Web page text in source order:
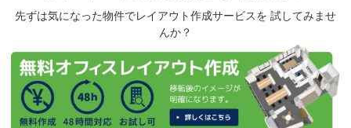
先ずは気になった物件でレイアウト作成サービスを 試してみませ
んか？